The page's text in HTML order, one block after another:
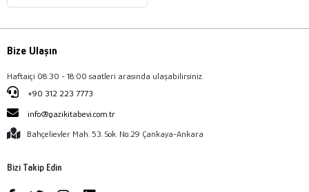
Bize Ulaşın
Haftaiçi 08:30 - 18:00 saatleri arasında ulaşabilirsiniz.
+90 312 223 7773
info@gazikitabevi.com.tr
Bahçelievler Mah. 53. Sok. No:29 Çankaya-Ankara
Bizi Takip Edin